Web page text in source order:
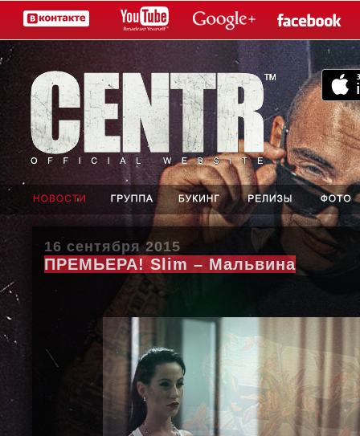
16 сентября 2015
ПРЕМЬЕРА! Slim – Мальвина